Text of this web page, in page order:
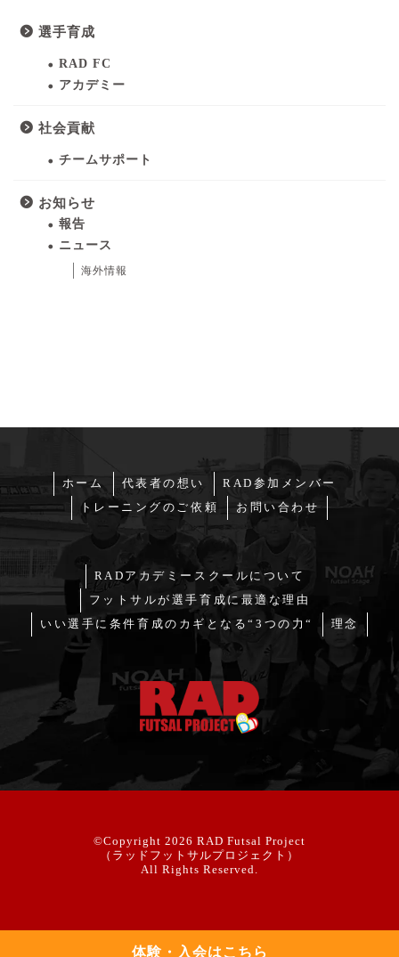
選手育成
RAD FC
アカデミー
社会貢献
チームサポート
お知らせ
報告
ニュース
海外情報
体験・入会はこちら
ホーム 代表者の想い
RAD参加メンバー
トレーニングのご依頼
お問い合わせ
RADアカデミースクールについて
フットサルが選手育成に最適な理由
いい選手に条件育成のカギとなる“3つの力“
理念
©Copyright 2026 RAD Futsal Project
（ラッドフットサルプロジェクト）
All Rights Reserved.